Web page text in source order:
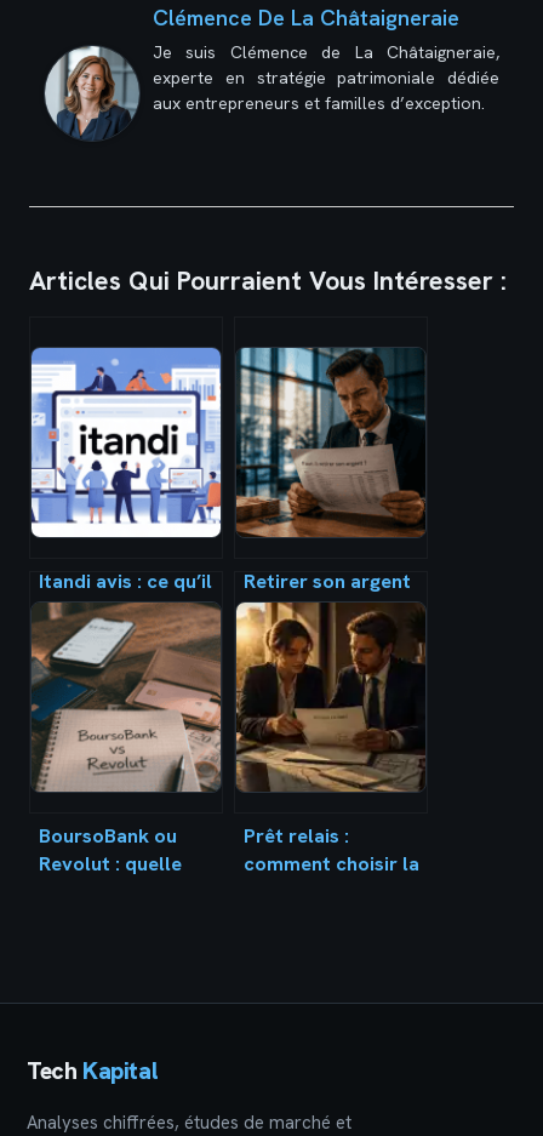
Clémence De La Châtaigneraie
Je suis Clémence de La Châtaigneraie,
experte en stratégie patrimoniale dédiée
aux entrepreneurs et familles d’exception.
Articles Qui Pourraient Vous Intéresser :
Itandi avis : ce qu’il
faut vraiment
savoir avant de
vous lancer
Retirer son argent
en 2025 : 8,95 % de
frais bancaires en
plus et 3 stratégies
pour sécuriser
votre épargne
BoursoBank ou
Revolut : quelle
Prêt relais :
comment choisir la
Tech Kapital
Analyses chiffrées, études de marché et